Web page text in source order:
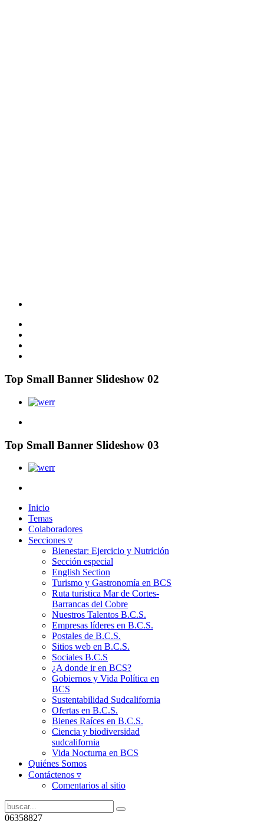
Top Small Banner Slideshow 02
Top Small Banner Slideshow 03
Inicio
Temas
Colaboradores
Secciones ▿
Bienestar: Ejercicio y Nutrición
Sección especial
English Section
Turismo y Gastronomía en BCS
Ruta turistica Mar de Cortes-
Barrancas del Cobre
Nuestros Talentos B.C.S.
Empresas líderes en B.C.S.
Postales de B.C.S.
Sitios web en B.C.S.
Sociales B.C.S
¿A donde ir en BCS?
Gobiernos y Vida Política en
BCS
Sustentabilidad Sudcalifornia
Ofertas en B.C.S.
Bienes Raíces en B.C.S.
Ciencia y biodiversidad
sudcalifornia
Vida Nocturna en BCS
Quiénes Somos
Contáctenos ▿
Comentarios al sitio
06358827